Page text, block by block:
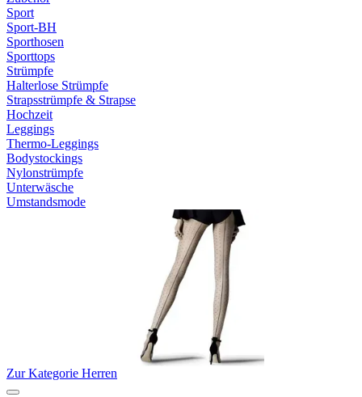
Sport
Sport-BH
Sporthosen
Sporttops
Strümpfe
Halterlose Strümpfe
Strapsstrümpfe & Strapse
Hochzeit
Leggings
Thermo-Leggings
Bodystockings
Nylonstrümpfe
Unterwäsche
Umstandsmode
Zur Kategorie Herren